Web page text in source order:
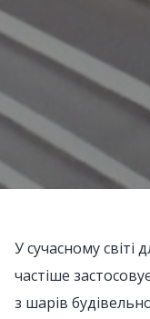
У сучасному
частіше
з шарів